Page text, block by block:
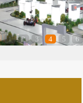
1 2 3 4 5 6